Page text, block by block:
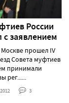
России
с заявлением
Москве прошел IV
Совета муфтиев
принимали
рег......
3